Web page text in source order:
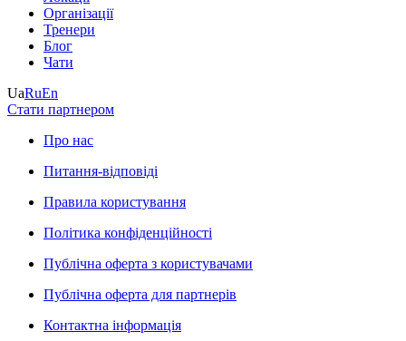
Організації
Тренери
Блог
Чати
UaRuEn
Стати партнером
Про нас
Питання-відповіді
Правила користування
Політика конфіденційності
Публічна оферта з користувачами
Публічна оферта для партнерів
Контактна інформація